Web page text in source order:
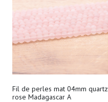
Fil de perles mat 04mm quartz
rose Madagascar A